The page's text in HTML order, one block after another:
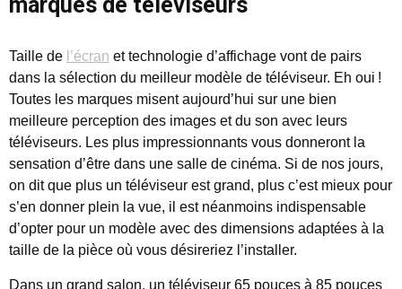
Taille de l’écran et technologie d’affichage vont de pairs
dans la sélection du meilleur modèle de téléviseur. Eh oui !
Toutes les marques misent aujourd’hui sur une bien
meilleure perception des images et du son avec leurs
téléviseurs. Les plus impressionnants vous donneront la
sensation d’être dans une salle de cinéma. Si de nos jours,
on dit que plus un téléviseur est grand, plus c’est mieux pour
s’en donner plein la vue, il est néanmoins indispensable
d’opter pour un modèle avec des dimensions adaptées à la
taille de la pièce où vous désireriez l’installer.
Dans un grand salon, un téléviseur 65 pouces à 85 pouces